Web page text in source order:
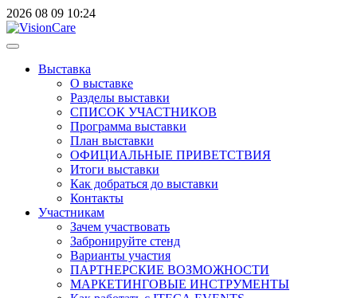
2026 08 09 10:24
Выставка
О выставке
Разделы выставки
СПИСОК УЧАСТНИКОВ
Программа выставки
План выставки
ОФИЦИАЛЬНЫЕ ПРИВЕТСТВИЯ
Итоги выставки
Как добраться до выставки
Контакты
Участникам
Зачем участвовать
Забронируйте стенд
Варианты участия
ПАРТНЕРСКИЕ ВОЗМОЖНОСТИ
МАРКЕТИНГОВЫЕ ИНСТРУМЕНТЫ